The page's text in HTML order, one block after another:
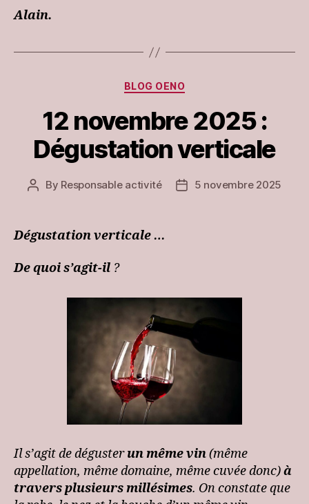
Alain.
Categories
BLOG OENO
12 novembre 2025 :
Dégustation verticale
Post
By Responsable activité
Post5 novembre 2025
Dégustation verticale …
De quoi s’agit-il ?
Il s’agit de dégusterun même vin(même
appellation, même domaine, même cuvée donc)à
travers plusieurs millésimes. On constate que